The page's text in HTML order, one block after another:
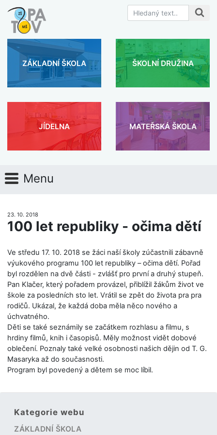
ZÁKLADNÍ ŠKOLA ŠKOLNÍ DRUŽINA
JÍDELNA MATEŘSKÁ ŠKOLA
Menu
23. 10. 2018
100 let republiky - očima dětí
Ve středu 17. 10. 2018 se žáci naší školy zúčastnili zábavně
výukového programu 100 let republiky – očima dětí. Pořad
byl rozdělen na dvě části - zvlášť pro první a druhý stupeň.
Pan Klačer, který pořadem provázel, přiblížil žákům život ve
škole za posledních sto let. Vrátil se zpět do života pra pra
rodičů. Ukázal, že každá doba měla něco nového a
úchvatného.
Děti se také seznámily se začátkem rozhlasu a filmu, s
hrdiny filmů, knih i časopisů. Měly možnost vidět dobové
oblečení. Poznaly také velké osobnosti našich dějin od T. G.
Masaryka až do současnosti.
Program byl povedený a dětem se moc líbil.
Kategorie webu
ZÁKLADNÍ ŠKOLA